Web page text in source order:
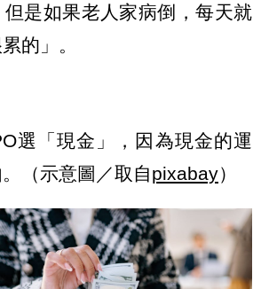
是如果老人家病倒，每天就
的」。
選「現金」，因為現金的運
（示意圖／取自pixabay）